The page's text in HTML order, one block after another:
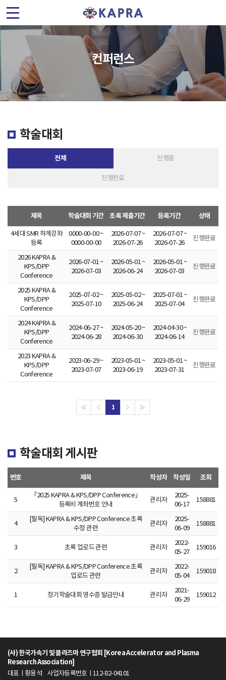
(
사
)
한
국
속
기
플
라
즈
마
연
구
협
회
K
a
A
c
e
l
e
r
컨퍼런스
학술대회
전체 진행중
진행완료
제목 학술대회 기간 초록 제출기간 등록기간 상태
4세대 SMR 하계강좌
등록
0000-00-00 ~
0000-00-00
2026-07-07 ~
2026-07-26
2026-07-07 ~
2026-07-26
진행완료
2026 KAPRA &
KPS/DPP
Conference
2026-07-01 ~
2026-07-03
2026-05-01 ~
2026-06-24
2026-05-01 ~
2026-07-03
진행완료
2025 KAPRA &
KPS/DPP
Conference
2025-07-02 ~
2025-07-10
2025-05-02 ~
2025-06-24
2025-07-01 ~
2025-07-04
진행완료
2024 KAPRA &
KPS/DPP
Conference
2024-06-27 ~
2024-06-28
2024-05-20 ~
2024-06-30
2024-04-30 ~
2024-06-14
진행완료
2023 KAPRA &
KPS/DPP
Conference
2023-06-29 ~
2023-07-07
2023-05-01 ~
2023-06-19
2023-05-01 ~
2023-07-31
진행완료
1
학술대회 게시판
번호 제목 작성자 작성일 조회
5
「2025 KAPRA & KPS/DPP Conference」
등록비 계좌번호 안내
관리자
2025-
06-17
158881
4
[필독] KAPRA & KPS/DPP Conference 초록
수정 관련
관리자
2025-
06-09
158881
3 초록 업로드 관련 관리자
2022-
05-27
159016
2
[필독] KAPRA & KPS/DPP Conference 초록
업로드 관련
관리자
2022-
05-04
159018
1 정기학술대회 영수증 발급안내 관리자
2021-
06-29
159012
(사) 한국가속기 및 플라즈마 연구협회 [Korea Accelerator and Plasma
Research Association]
대표ㅣ황용석
사업자등록번호ㅣ112-82-04101